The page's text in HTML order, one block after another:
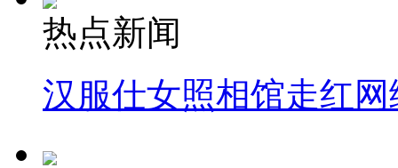
热点新闻
汉服仕女照相馆走红网